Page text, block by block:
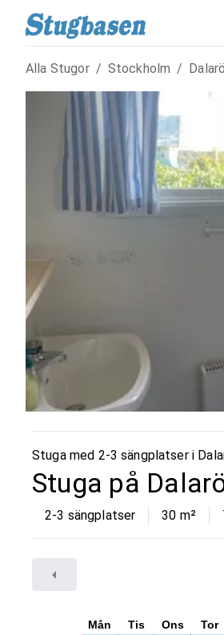
Alla Stugor / Stockholm / Dalarö
Stuga med 2-3 sängplatser i
Stuga på
2-3 sängplatser 30 m²
Mån Tis Ons Tor